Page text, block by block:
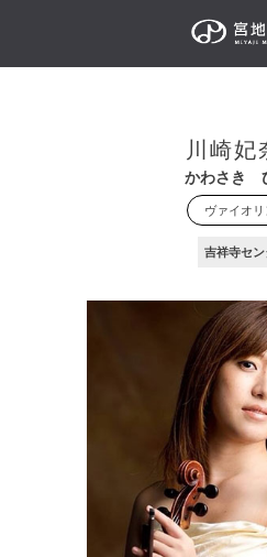
川崎妃
かわさき
ヴァイオリ
吉祥寺セン